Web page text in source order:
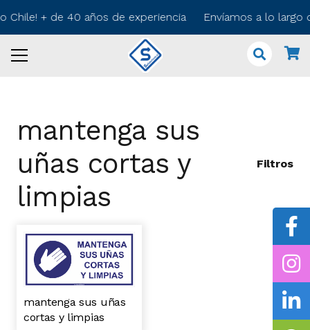
Chile! + de 40 años de experiencia Envíamos a lo
mantenga sus
uñas cortas y
limpias
Filtros
mantenga sus uñas
cortas y limpias